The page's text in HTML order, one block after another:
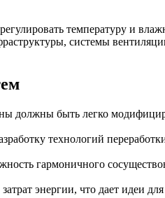
температуру и
системы
должны быть легко
технологий
гармоничного
энергии, что дает идеи